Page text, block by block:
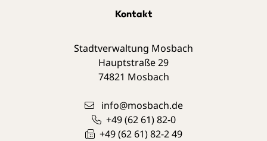
Kontakt
Stadtverwaltung Mosbach
Hauptstraße 29
74821 Mosbach
info@mosbach.de
+49 (62 61) 82-0
+49 (62 61) 82-2 49